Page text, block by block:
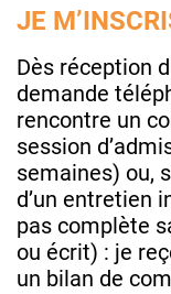
JE
Dès réception
demande
rencontre un
session
semaines) ou,
d’un entretien
pas complète
ou écrit) : je
un bilan de